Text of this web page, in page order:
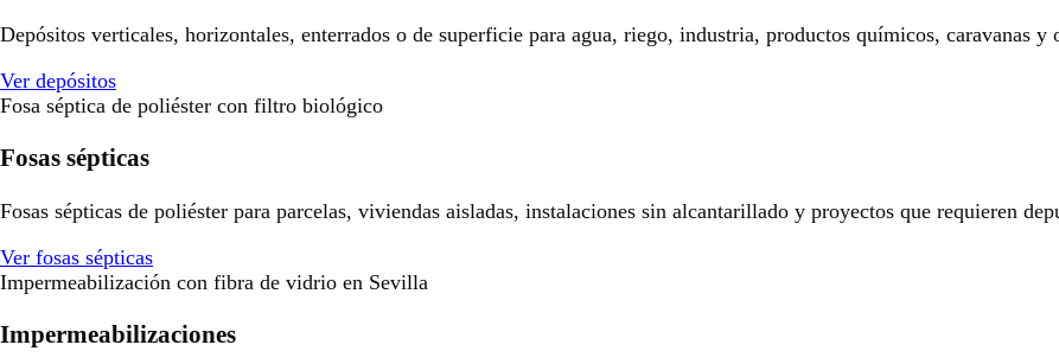
Depósitos verticales, horizontales, enterrados o de superficie para agua, riego, industria, productos químicos, caravanas y
Ver depósitos
Fosa séptica de poliéster con filtro biológico
Fosas sépticas
Fosas sépticas de poliéster para parcelas, viviendas aisladas, instalaciones sin alcantarillado y proyectos que requieren
Ver fosas sépticas
Impermeabilización con fibra de vidrio en Sevilla
Impermeabilizaciones